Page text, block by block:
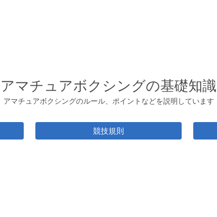
アマチュアボクシングの基礎知識
アマチュアボクシングのルール、ポイントなどを説明しています
競技規則